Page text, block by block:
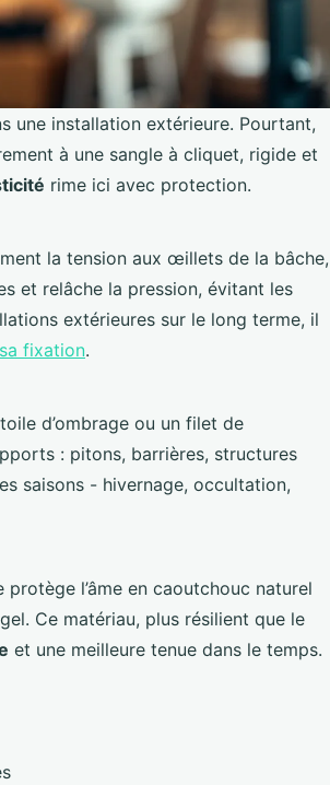
une installation extérieure. Pourtant,
à une sangle à cliquet, rigide et
rime ici avec protection.
la tension aux œillets de la bâche,
et relâche la pression, évitant les
extérieures sur le long terme, il
fixation.
d’ombrage ou un filet de
: pitons, barrières, structures
saisons - hivernage, occultation,
protège l’âme en caoutchouc naturel
Ce matériau, plus résilient que le
et une meilleure tenue dans le temps.